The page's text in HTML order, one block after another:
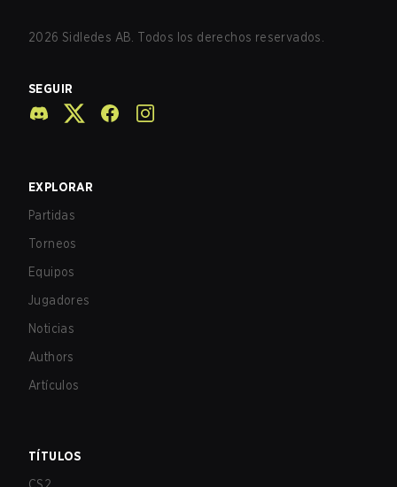
2026 Sidledes AB. Todos los derechos reservados.
SEGUIR
EXPLORAR
Partidas
Torneos
Equipos
Jugadores
Noticias
Authors
Artículos
TÍTULOS